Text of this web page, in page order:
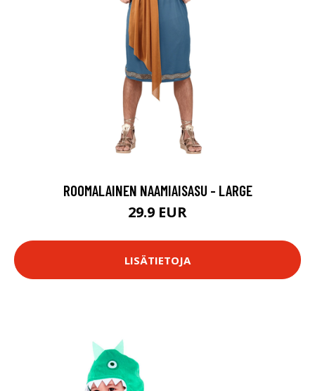
ROOMALAINEN NAAMIAISASU - LARGE
29.9 EUR
LISÄTIETOJA